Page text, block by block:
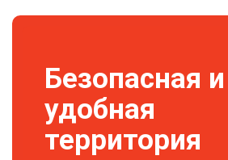
Безопасная и
удобная
территория